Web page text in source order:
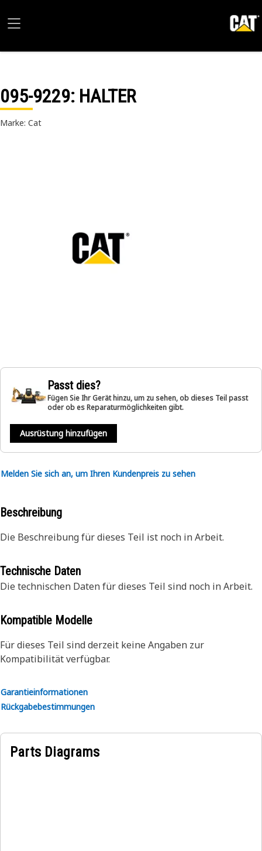
095-9229: HALTER
Marke: Cat
Passt dies?
Fügen Sie Ihr Gerät hinzu, um zu sehen, ob dieses Teil passt
oder ob es Reparaturmöglichkeiten gibt.
Ausrüstung hinzufügen
Melden Sie sich an, um Ihren Kundenpreis zu sehen
Beschreibung
Die Beschreibung für dieses Teil ist noch in Arbeit.
Technische Daten
Die technischen Daten für dieses Teil sind noch in Arbeit.
Kompatible Modelle
Für dieses Teil sind derzeit keine Angaben zur
Kompatibilität verfügbar.
Garantieinformationen
Rückgabebestimmungen
Parts Diagrams